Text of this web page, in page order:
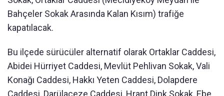
Bahçeler Sokak Arasında Kalan Kısım) trafiğe
kapatılacak.
Bu ilçede sürücüler alternatif olarak Ortaklar Caddesi,
Abidei Hürriyet Caddesi, Mevlüt Pehlivan Sokak, Vali
Konağı Caddesi, Hakkı Yeten Caddesi, Dolapdere
Caddesi, Darülaceze Caddesi, Hrant Dink Sokak, Ebe